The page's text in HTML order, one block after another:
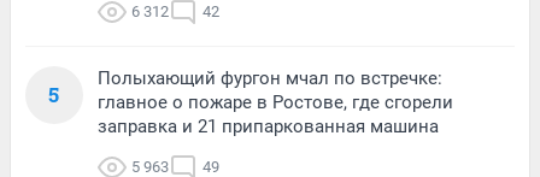
6 312 42
5
Полыхающий фургон мчал по встречке:
главное о пожаре в Ростове, где сгорели
заправка и 21 припаркованная машина
5 963 49